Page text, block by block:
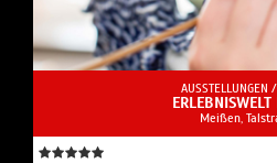
AUSSTELLUNGEN /
ERLEBNISWELT
Meißen,